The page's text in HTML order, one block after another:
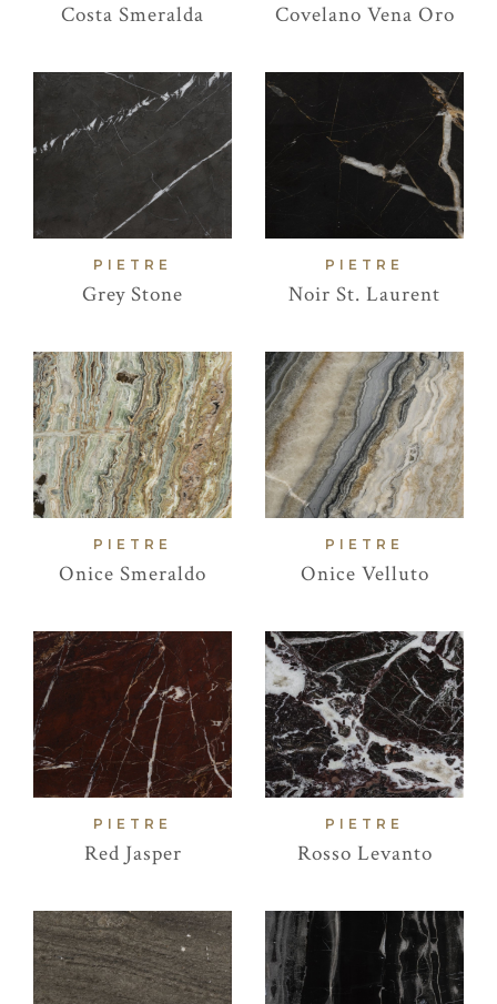
Costa Smeralda Covelano Vena Oro
PIETRE
Grey Stone
PIETRE
Noir St. Laurent
PIETRE
Onice Smeraldo
PIETRE
Onice Velluto
PIETRE
Red Jasper
PIETRE
Rosso Levanto